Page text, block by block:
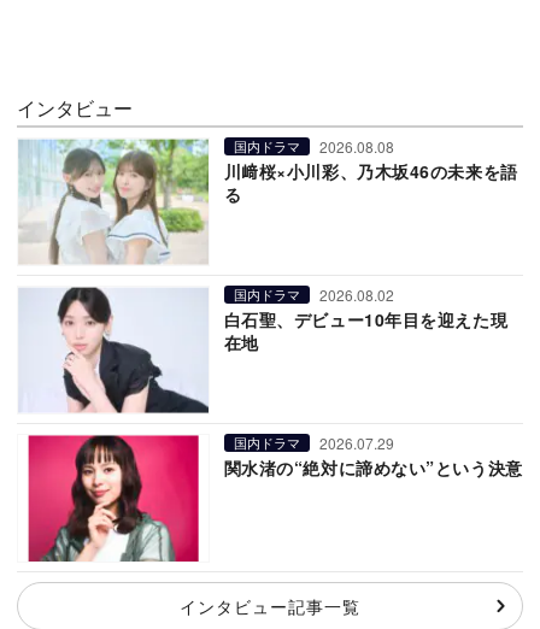
インタビュー
国内ドラマ 2026.08.08
川﨑桜×小川彩、乃木坂46の未来を語
る
国内ドラマ 2026.08.02
白石聖、デビュー10年目を迎えた現
在地
国内ドラマ 2026.07.29
関水渚の“絶対に諦めない”という決意
インタビュー記事一覧